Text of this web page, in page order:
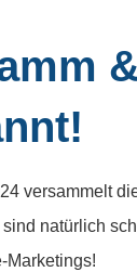
versammelt
sind natürlich
Marketings!